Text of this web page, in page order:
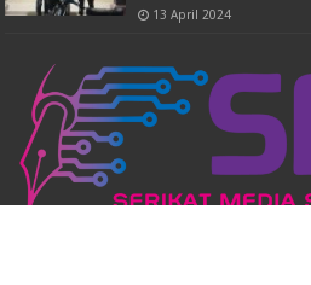
13 April 2024